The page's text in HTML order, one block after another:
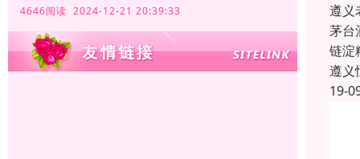
4646阅读 2024-12-21 20:39:33
遵义
茅台
链淀
遵义
19-